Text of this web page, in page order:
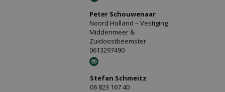
Peter Schouwenaar
Noord Holland – Vestiging
Middenmeer &
Zuidoostbeemster
0613297490
Stefan Schmeitz
06 823 167 40